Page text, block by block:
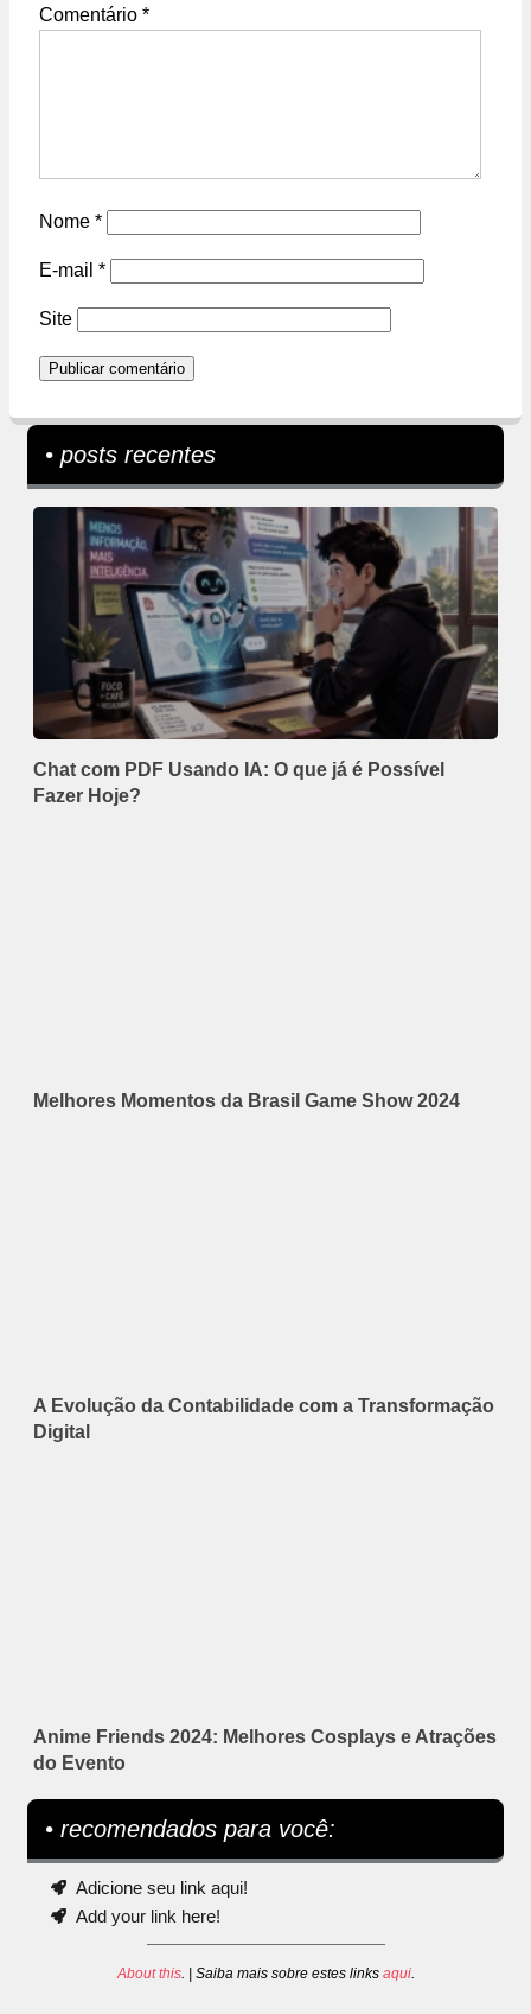
Comentário *
Nome *
E-mail *
Site
• posts recentes
Chat com PDF Usando IA: O que já é Possível
Fazer Hoje?
Melhores Momentos da Brasil Game Show 2024
A Evolução da Contabilidade com a Transformação
Digital
Anime Friends 2024: Melhores Cosplays e Atrações
do Evento
• recomendados para você:
Adicione seu link aqui!
Add your link here!
About this. | Saiba mais sobre estes links aqui.